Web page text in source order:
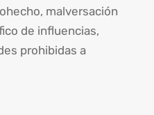
malversación
de influencias,
prohibidas a